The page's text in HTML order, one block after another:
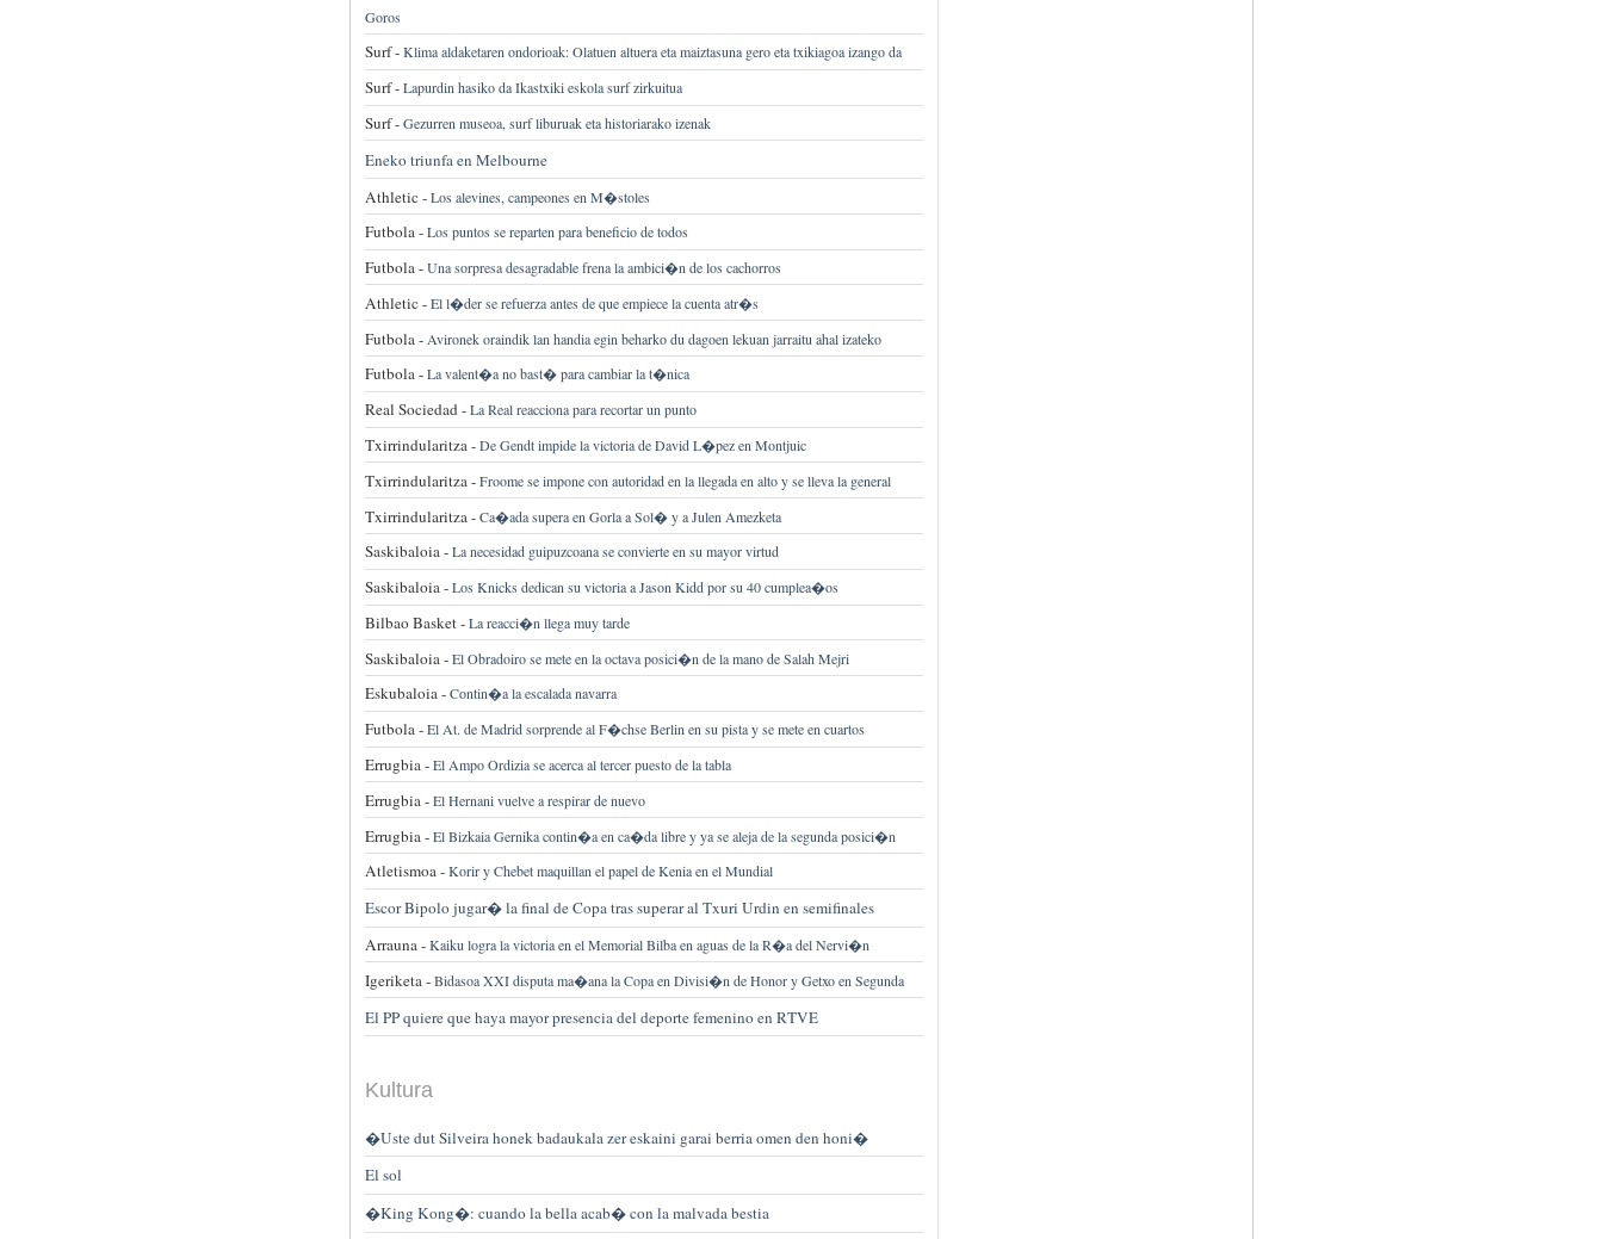
Goros
Surf -Klima aldaketaren ondorioak: Olatuen altuera eta maiztasuna gero eta txikiagoa izango da
Surf -Lapurdin hasiko da Ikastxiki eskola surf zirkuitua
Surf -Gezurren museoa, surf liburuak eta historiarako izenak
Eneko triunfa en Melbourne
Athletic -Los alevines, campeones en M�stoles
Futbola -Los puntos se reparten para beneficio de todos
Futbola -Una sorpresa desagradable frena la ambici�n de los cachorros
Athletic -El l�der se refuerza antes de que empiece la cuenta atr�s
Futbola - Avironek oraindik lan handia egin beharko du dagoen lekuan jarraitu ahal izateko
Futbola -La valent�a no bast� para cambiar la t�nica
Real Sociedad -La Real reacciona para recortar un punto
Txirrindularitza -De Gendt impide la victoria de David L�pez en Montjuic
Txirrindularitza -Froome se impone con autoridad en la llegada en alto y se lleva la general
Txirrindularitza -Ca�ada supera en Gorla a Sol� y a Julen Amezketa
Saskibaloia -La necesidad guipuzcoana se convierte en su mayor virtud
Saskibaloia -Los Knicks dedican su victoria a Jason Kidd por su 40 cumplea�os
Bilbao Basket -La reacci�n llega muy tarde
Saskibaloia -El Obradoiro se mete en la octava posici�n de la mano de Salah Mejri
Eskubaloia -Contin�a la escalada navarra
Futbola -El At. de Madrid sorprende al F�chse Berlin en su pista y se mete en cuartos
Errugbia -El Ampo Ordizia se acerca al tercer puesto de la tabla
Errugbia -El Hernani vuelve a respirar de nuevo
Errugbia -El Bizkaia Gernika contin�a en ca�da libre y ya se aleja de la segunda posici�n
Atletismoa -Korir y Chebet maquillan el papel de Kenia en el Mundial
Escor Bipolo jugar� la final de Copa tras superar al Txuri Urdin en semifinales
Arrauna -Kaiku logra la victoria en el Memorial Bilba en aguas de la R�a del Nervi�n
Igeriketa -Bidasoa XXI disputa ma�ana la Copa en Divisi�n de Honor y Getxo en Segunda
El PP quiere que haya mayor presencia del deporte femenino en RTVE
Kultura
�Uste dut Silveira honek badaukala zer eskaini garai berria omen den honi�
El sol
�King Kong�: cuando la bella acab� con la malvada bestia